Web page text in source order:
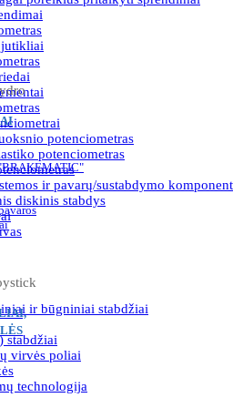
potenciometras
potenciometras
ir pavarų/sustabdymo
diskinis stabdys
ir būgniniai stabdžiai
stabdžiai
virvės poliai
technologija